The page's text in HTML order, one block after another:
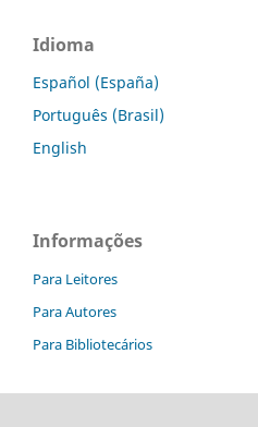
Idioma
Español (España)
Português (Brasil)
English
Informações
Para Leitores
Para Autores
Para Bibliotecários